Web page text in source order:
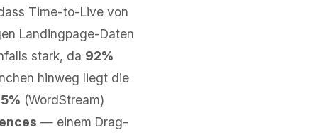
Time-to-Live von
Landingpage-Daten
stark, da 92%
hinweg liegt die
(WordStream)
— einem Drag-